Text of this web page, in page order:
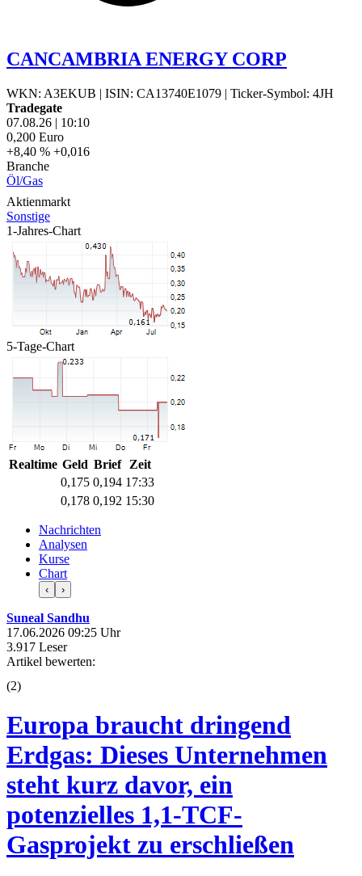
CANCAMBRIA ENERGY CORP
WKN: A3EKUB | ISIN: CA13740E1079 | Ticker-Symbol: 4JH
Tradegate
07.08.26 | 10:10
0,200 Euro
+8,40 % +0,016
Branche
Öl/Gas
Aktienmarkt
Sonstige
1-Jahres-Chart
5-Tage-Chart
Realtime Geld Brief
Zeit
0,175 0,194 17:33
0,178 0,192 15:30
Nachrichten
Analysen
Kurse
Chart
‹ ›
Suneal Sandhu
17.06.2026 09:25 Uhr
3.917 Leser
Artikel bewerten:
(2)
Europa braucht dringend
Erdgas: Dieses Unternehmen
steht kurz davor, ein
potenzielles 1,1-TCF-
Gasprojekt zu erschließen